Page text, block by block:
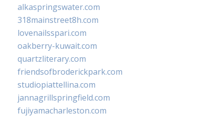
alkaspringswater.com
318mainstreet8h.com
lovenailsspari.com
oakberry-kuwait.com
quartzliterary.com
friendsofbroderickpark.com
studiopiattellina.com
jannagrillspringfield.com
fujiyamacharleston.com